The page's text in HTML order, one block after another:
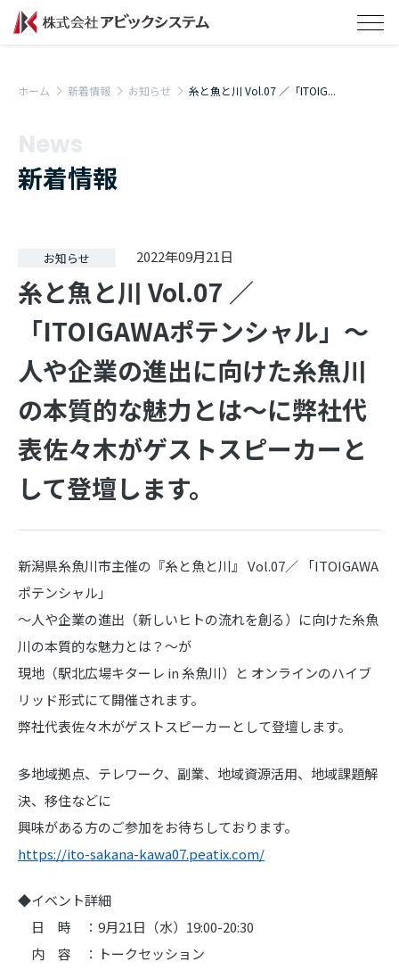
ホーム 新着情報 お知らせ 糸と魚と川 Vol.07 ／「ITOIG...
News
新着情報
お知らせ 2022年09月21日
糸と魚と川 Vol.07 ／
「ITOIGAWAポテンシャル」～
人や企業の進出に向けた糸魚川
の本質的な魅力とは～に弊社代
表佐々木がゲストスピーカーと
して登壇します。
新潟県糸魚川市主催の『糸と魚と川』 Vol.07／ 「ITOIGAWA
ポテンシャル」
〜人や企業の進出（新しいヒトの流れを創る）に向けた糸魚
川の本質的な魅力とは？〜が
現地（駅北広場キターレ in 糸魚川）と オンラインのハイブ
リッド形式にて開催されます。
弊社代表佐々木がゲストスピーカーとして登壇します。
多地域拠点、テレワーク、副業、地域資源活用、地域課題解
決、移住などに
興味がある方のご参加をお待ちしております。
https://ito-sakana-kawa07.peatix.com/
◆イベント詳細
日 時 ：9月21日（水）19:00-20:30
内 容 ：トークセッション